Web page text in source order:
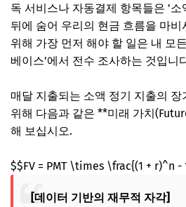
독 서비스나 자동결제 항목들은 '
뒤에 숨어 우리의 현금 흐름을 마
위해 가장 먼저 해야 할 일은 내 모
베이스'에서 전수 조사하는 것입니
매달 지출되는 소액 정기 지출의
위해 다음과 같은 **미래 가치
해 보십시오.
$$FV = PMT \times \frac{(1 + r)^n -
[데이터 기반의 재무적 자각]